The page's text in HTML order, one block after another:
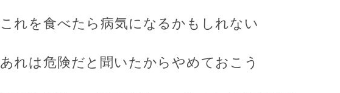
これを食べたら病気になるかもしれない
あれは危険だと聞いたからやめておこう